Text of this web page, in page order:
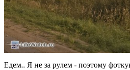
Едем.. Я не за рулем - поэтому